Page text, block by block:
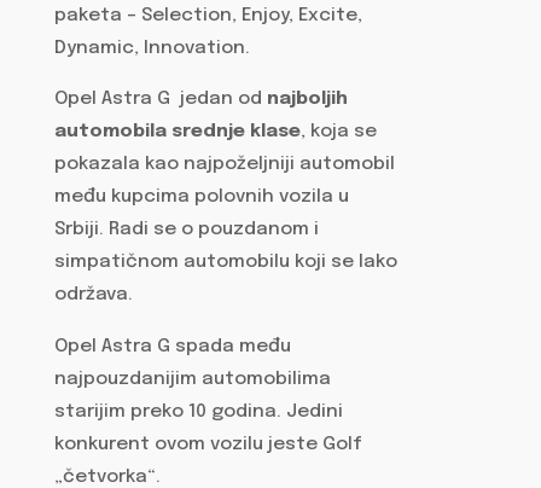
paketa – Selection, Enjoy, Excite,
Dynamic, Innovation.
Opel Astra G jedan od najboljih
automobila srednje klase, koja se
pokazala kao najpoželjniji automobil
među kupcima polovnih vozila u
Srbiji. Radi se o pouzdanom i
simpatičnom automobilu koji se lako
održava.
Opel Astra G spada među
najpouzdanijim automobilima
starijim preko 10 godina. Jedini
konkurent ovom vozilu jeste Golf
„četvorka“.